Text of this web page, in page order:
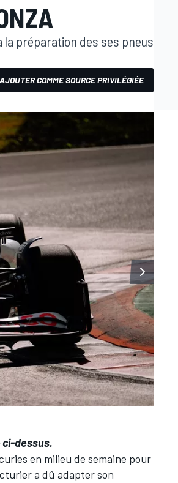
la préparation des ses pneus
AJOUTER COMME SOURCE PRIVILÉGIÉE
ci-dessus.
en milieu de semaine pour
a dû adapter son